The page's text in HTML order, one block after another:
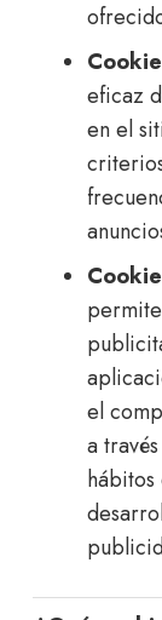
eficaz
en el
el
a